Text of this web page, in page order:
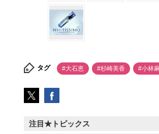
タグ #大石恵 #杉崎美香 #小林
注目★トピックス